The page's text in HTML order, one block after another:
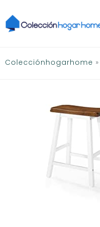
al
contenido
Colecciónhogarhome »